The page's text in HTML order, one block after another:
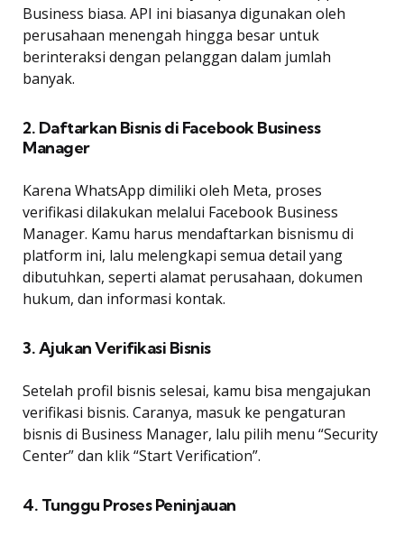
Business biasa. API ini biasanya digunakan oleh
perusahaan menengah hingga besar untuk
berinteraksi dengan pelanggan dalam jumlah
banyak.
2. Daftarkan Bisnis di Facebook Business
Manager
Karena WhatsApp dimiliki oleh Meta, proses
verifikasi dilakukan melalui Facebook Business
Manager. Kamu harus mendaftarkan bisnismu di
platform ini, lalu melengkapi semua detail yang
dibutuhkan, seperti alamat perusahaan, dokumen
hukum, dan informasi kontak.
3. Ajukan Verifikasi Bisnis
Setelah profil bisnis selesai, kamu bisa mengajukan
verifikasi bisnis. Caranya, masuk ke pengaturan
bisnis di Business Manager, lalu pilih menu “Security
Center” dan klik “Start Verification”.
4. Tunggu Proses Peninjauan